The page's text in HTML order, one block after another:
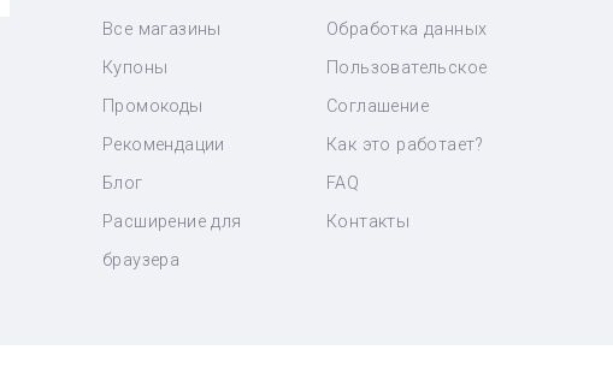
Все магазины
Купоны
Промокоды
Рекомендации
Блог
Расширение для
браузера
Обработка данных
Пользовательское
Соглашение
Как это работает?
FAQ
Контакты